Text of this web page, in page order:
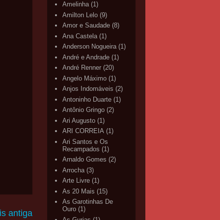
antiga
Amelinha (1)
Amilton Lelo (9)
Amor e Saudade (8)
Ana Castela (1)
Anderson Nogueira (1)
André e Andrade (1)
André Renner (20)
Angelo Máximo (1)
Anjos Indomáveis (2)
Antoninho Duarte (1)
Antônio Gringo (2)
Ari Augusto (1)
ARI CORREIA (1)
Ari Santos e Os
Recampados (1)
Arnaldo Gomes (2)
Arrocha (3)
Arte Livre (1)
As 20 Mais (15)
As Garotinhas De
Ouro (1)